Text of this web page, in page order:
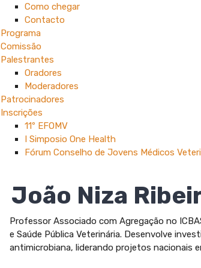
Como chegar
Contacto
Programa
Comissão
Palestrantes
Oradores
Moderadores
Patrocinadores
Inscrições
11º EFOMV
I Simposio One Health
Fórum Conselho de Jovens Médicos
João Niza
Professor Associado com Agregação no
e Saúde Pública Veterinária. Desenvolve
antimicrobiana, liderando projetos nacionais